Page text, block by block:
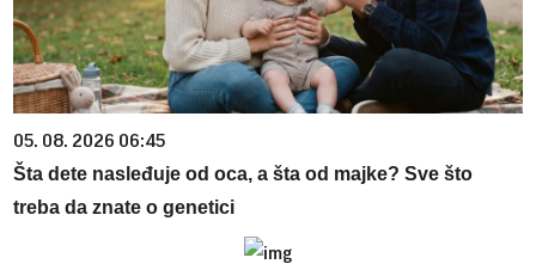
05. 08. 2026 06:45
Šta dete nasleđuje od oca, a šta od majke? Sve što
treba da znate o genetici